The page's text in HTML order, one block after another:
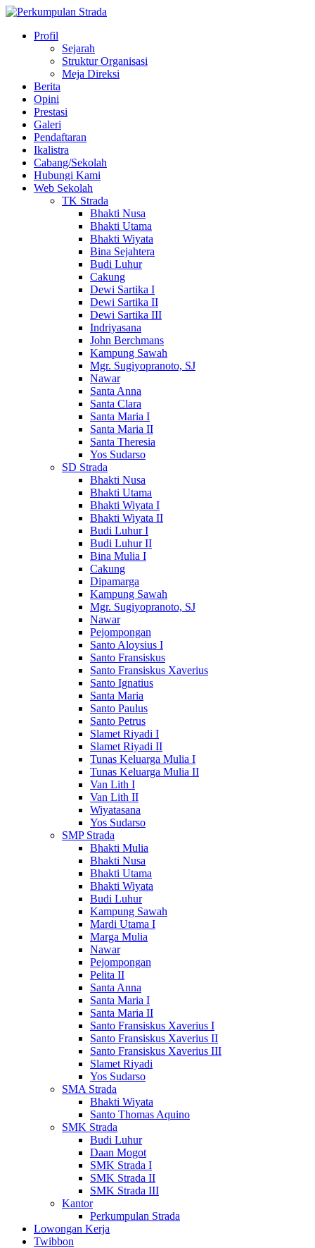
Profil
Sejarah
Struktur Organisasi
Meja Direksi
Berita
Opini
Prestasi
Galeri
Pendaftaran
Ikalistra
Cabang/Sekolah
Hubungi Kami
Web Sekolah
TK Strada
Bhakti Nusa
Bhakti Utama
Bhakti Wiyata
Bina Sejahtera
Budi Luhur
Cakung
Dewi Sartika I
Dewi Sartika II
Dewi Sartika III
Indriyasana
John Berchmans
Kampung Sawah
Mgr. Sugiyopranoto, SJ
Nawar
Santa Anna
Santa Clara
Santa Maria I
Santa Maria II
Santa Theresia
Yos Sudarso
SD Strada
Bhakti Nusa
Bhakti Utama
Bhakti Wiyata I
Bhakti Wiyata II
Budi Luhur I
Budi Luhur II
Bina Mulia I
Cakung
Dipamarga
Kampung Sawah
Mgr. Sugiyopranoto, SJ
Nawar
Pejompongan
Santo Aloysius I
Santo Fransiskus
Santo Fransiskus Xaverius
Santo Ignatius
Santa Maria
Santo Paulus
Santo Petrus
Slamet Riyadi I
Slamet Riyadi II
Tunas Keluarga Mulia I
Tunas Keluarga Mulia II
Van Lith I
Van Lith II
Wiyatasana
Yos Sudarso
SMP Strada
Bhakti Mulia
Bhakti Nusa
Bhakti Utama
Bhakti Wiyata
Budi Luhur
Kampung Sawah
Mardi Utama I
Marga Mulia
Nawar
Pejompongan
Pelita II
Santa Anna
Santa Maria I
Santa Maria II
Santo Fransiskus Xaverius I
Santo Fransiskus Xaverius II
Santo Fransiskus Xaverius III
Slamet Riyadi
Yos Sudarso
SMA Strada
Bhakti Wiyata
Santo Thomas Aquino
SMK Strada
Budi Luhur
Daan Mogot
SMK Strada I
SMK Strada II
SMK Strada III
Kantor
Perkumpulan Strada
Lowongan Kerja
Twibbon